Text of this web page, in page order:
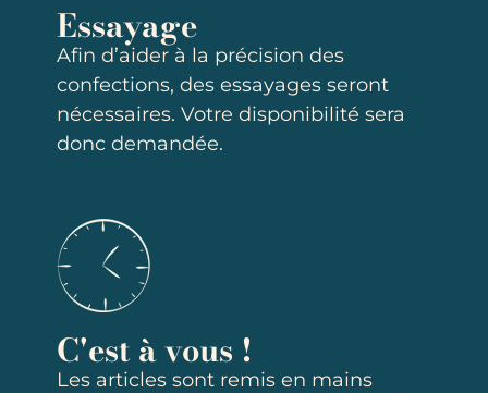
Essayage
Afin d’aider à la précision des
confections, des essayages seront
nécessaires. Votre disponibilité sera
donc demandée.
C'est à vous !
Les articles sont remis en mains